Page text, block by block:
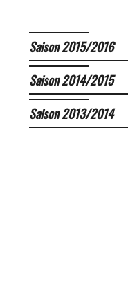
Saison 2015/2016
Saison 2014/2015
Saison 2013/2014